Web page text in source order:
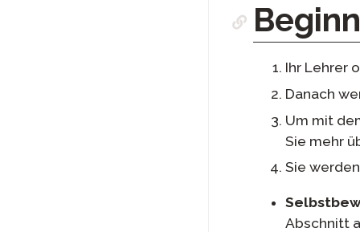
Ihr Lehrer
Danach
Um mit
Sie mehr
Sie
Abschnitt